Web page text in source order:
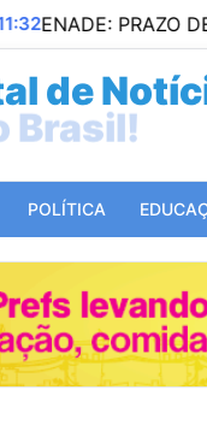
DE RECURSO
de
Mundo!
POLÍTICA